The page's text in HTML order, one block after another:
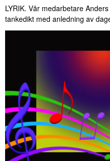
LYRIK. Vår medarbetare
tankedikt med anledning av